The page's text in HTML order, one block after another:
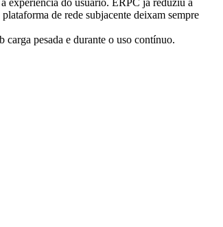
experiência do usuário. ERPC já reduziu a
de rede subjacente deixam sempre
carga pesada e durante o uso contínuo.